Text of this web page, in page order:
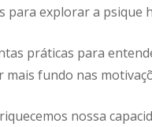
para explorar a psique
práticas para
fundo nas
nossa